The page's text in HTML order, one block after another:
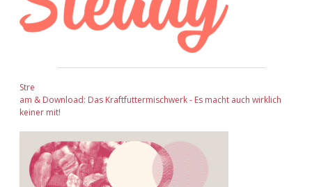
Stre
am & Download: Das Kraftfuttermischwerk - Es macht auch wirklich
keiner mit!